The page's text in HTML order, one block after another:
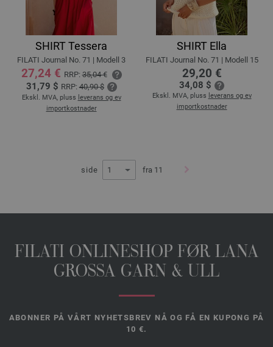
SHIRT Tessera
FILATI Journal No. 71 | Modell 3
27,24 € RRP:35,04 €
31,79 $ RRP:40,90 $
Ekskl. MVA, pluss leverans og ev
importkostnader
SHIRT Ella
FILATI Journal No. 71 | Modell 15
29,20 €
34,08 $
Ekskl. MVA, pluss leverans og ev
importkostnader
side fra 11
FILATI ONLINESHOP FØR LANA
GROSSA GARN & ULL
ABONNER PÅ VÅRT NYHETSBREV NÅ OG FÅ EN KUPONG PÅ
10 €.